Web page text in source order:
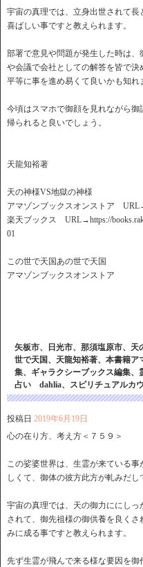
宇宙の真理では、立身出世されて
喜ばしい事ですと教えられます。
部署で意見や問題が発生した時は
や会議で会社としての解答を皆で
平等に事を進め易くて良いかも知れ
今頃はスマホで御顔を見れながら
帰られると良いでしょう。
天龍知裕著
天の神様VS地獄の神様
アマゾンブックスオンストア
楽天ブックス URL→https://
01
この世で天国あの世で天国
アマゾンブックスオンストア
矢板市、日光市、那須塩原市、
世で天国、天龍知裕著、本書籍
集、ギャラクシーブックス編集
占い dahlia、スピリチュアルカ
投稿日 2019年6月19日
心の在り方、考え方＜７５９＞
この娑婆世界は、生霊が来ている
しくて、御体の彼方此方が軋みだし
宇宙の真理では、天の御力ににし
されて、御先祖様の御供養を良く
みに成る事ですと教えられます。
先ず生霊が飛んで来る様な要因を